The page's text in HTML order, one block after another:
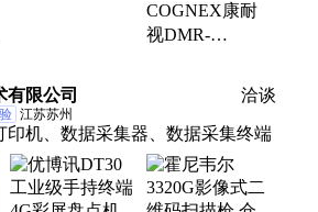
COGNEX康耐
视DMR-
激光雕刻金属点
阵二维读码器
有限公司 洽谈
江苏苏州
印机、数据采集器、数据采集终端